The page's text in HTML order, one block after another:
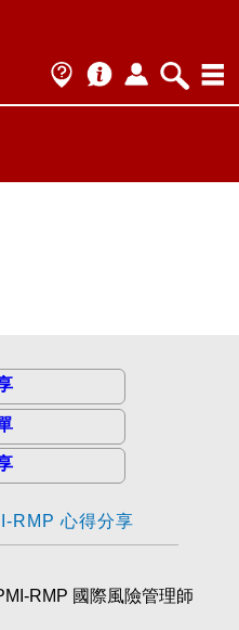
RMP 心得分享
RMP 國際風險管理師